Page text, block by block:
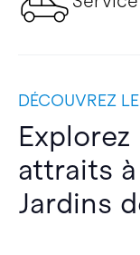
DÉCOUVREZ
attraits
Jardins